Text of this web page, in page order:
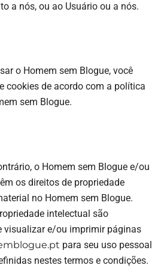
a nós, ou ao Usuário ou a nós.
o Homem sem Blogue, você
cookies de acordo com a política
sem Blogue.
o Homem sem Blogue e/ou
os direitos de propriedade
no Homem sem Blogue.
intelectual são
visualizar e/ou imprimir páginas
para seu uso pessoal
nestes termos e condições.